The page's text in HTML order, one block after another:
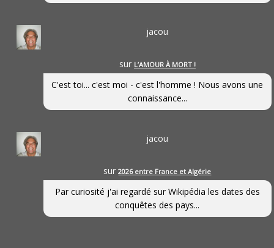
jacou
sur L’AMOUR À MORT !
C'est toi... c'est moi - c'est l'homme ! Nous avons une
connaissance...
jacou
sur2026 entre France et Algérie
Par curiosité j'ai regardé sur Wikipédia les dates des
conquêtes des pays...